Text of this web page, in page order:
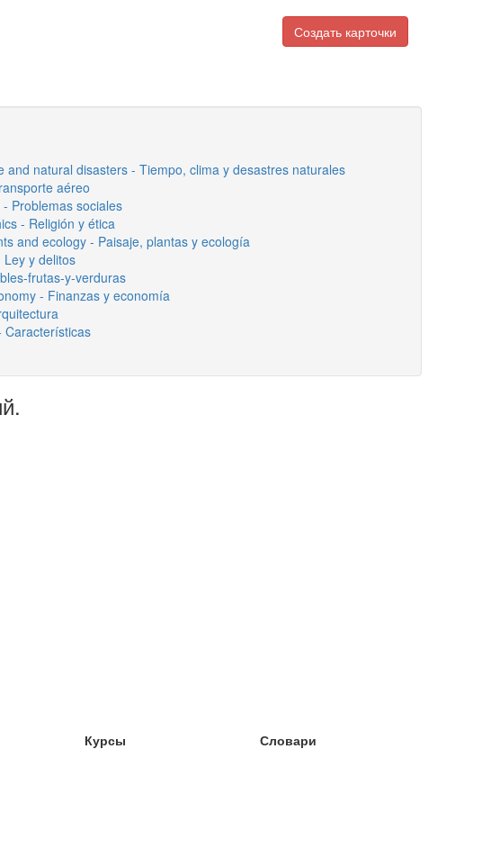
Создать карточки
and natural disasters - Tiempo, clima y desastres naturales
aéreo
Problemas sociales
- Religión y ética
and ecology - Paisaje, plantas y ecología
Ley y delitos
frutas-y-verduras
- Finanzas y economía
Características
Курсы
Словари